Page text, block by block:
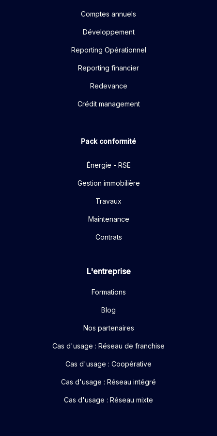
Comptes annuels
Développement
Reporting Opérationnel
Reporting financier
Redevance
Crédit management
Pack conformité
Énergie - RSE
Gestion immobilière
Travaux
Maintenance
Contrats
L'entreprise
Formations
Blog
Nos partenaires
Cas d'usage : Réseau de franchise
Cas d'usage : Coopérative
Cas d'usage : Réseau intégré
Cas d'usage : Réseau mixte